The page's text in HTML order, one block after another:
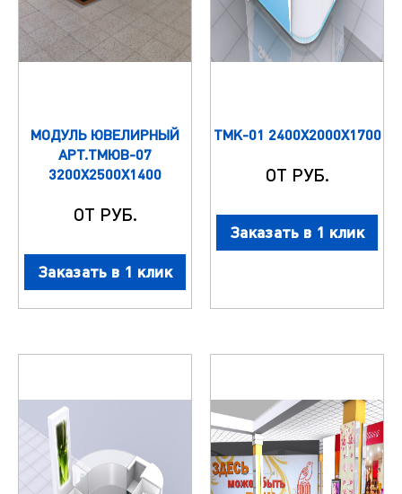
МОДУЛЬ ЮВЕЛИРНЫЙ
АРТ.ТМЮВ-07
3200Х2500Х1400
ОТ РУБ.
Заказать в 1 клик
ТМК-01 2400Х2000Х1700
ОТ РУБ.
Заказать в 1 клик